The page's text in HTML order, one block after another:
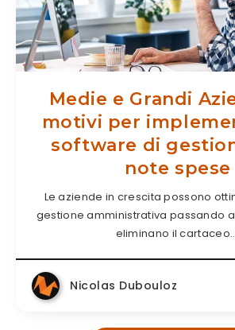
Medie e Grandi
motivi per
software di
note spese
Le aziende in crescita possono
gestione amministrativa passando
eliminano il
Nicolas Dubouloz